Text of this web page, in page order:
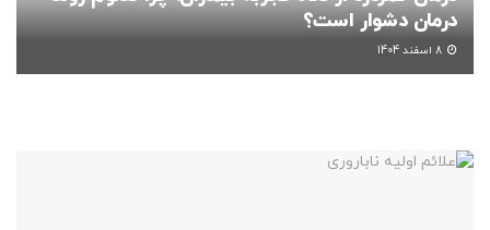
درمان دشوار است؟